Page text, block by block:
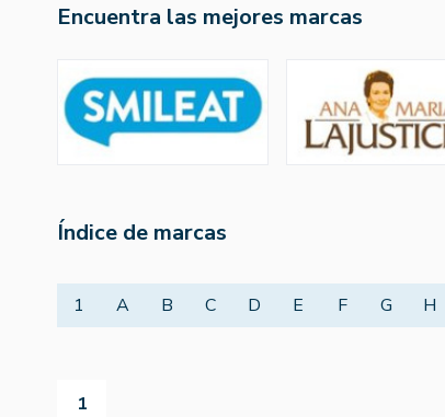
Encuentra las mejores marcas
Índice de marcas
1 A B C D E F G H
1